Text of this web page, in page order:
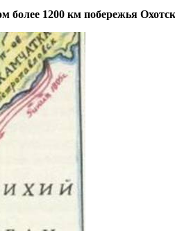
более 1200 км побережья